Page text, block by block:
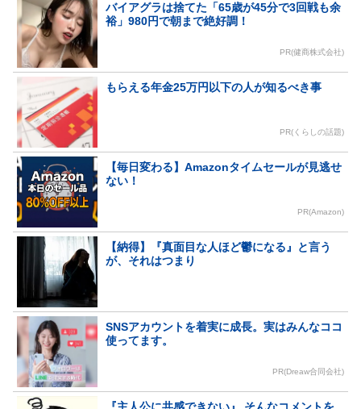
バイアグラは捨てた「65歳が45分で3回戦も余
裕」980円で朝まで絶好調！
PR(健商株式会社)
もらえる年金25万円以下の人が知るべき事
PR(くらしの話題)
【毎日変わる】Amazonタイムセールが見逃せ
ない！
PR(Amazon)
【納得】『真面目な人ほど鬱になる』と言う
が、それはつまり
SNSアカウントを着実に成長。実はみんなココ
使ってます。
PR(Dreaw合同会社)